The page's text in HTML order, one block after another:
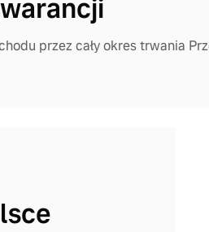
przez cały okres trwania